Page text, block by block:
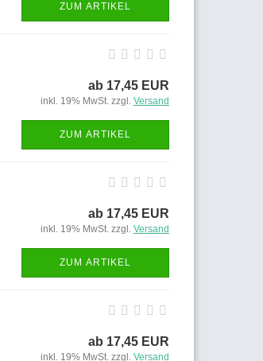
ZUM ARTIKEL
ab 17,45 EUR
inkl. 19% MwSt. zzgl. Versand
ZUM ARTIKEL
ab 17,45 EUR
inkl. 19% MwSt. zzgl. Versand
ZUM ARTIKEL
ab 17,45 EUR
inkl. 19% MwSt. zzgl. Versand